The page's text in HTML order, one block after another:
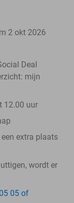
2 okt 2026
Deal
mijn
12.00 uur
extra plaats
wordt er
05 of